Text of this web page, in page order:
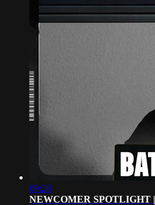
09:28
NEWCOMER SPOTLIGHT